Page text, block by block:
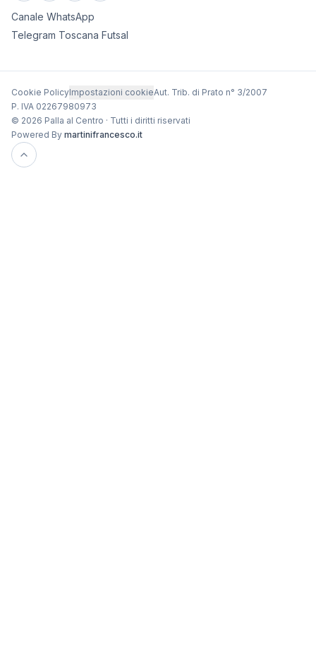
Canale WhatsApp
Telegram Toscana Futsal
Cookie PolicyImpostazioni cookieAut. Trib. di Prato n° 3/2007
P. IVA 02267980973
© 2026 Palla al Centro · Tutti i diritti riservati
Powered By martinifrancesco.it